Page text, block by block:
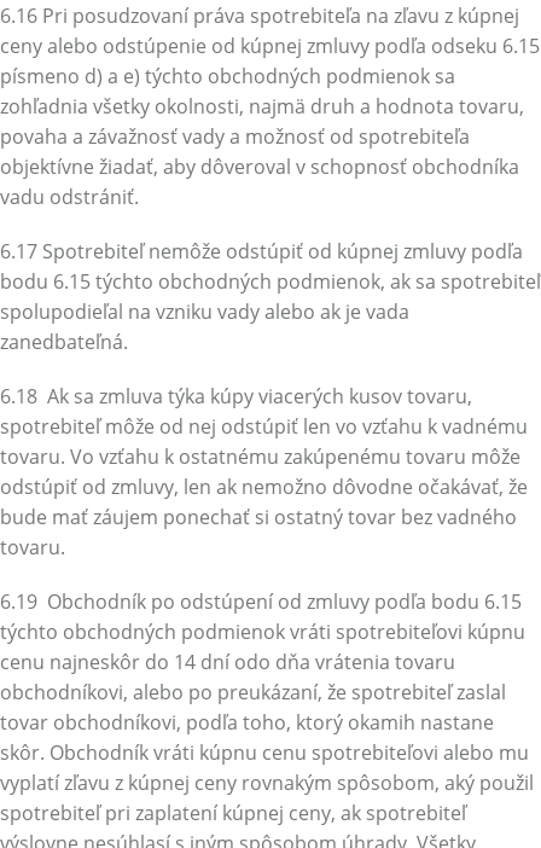
6.16 Pri posudzovaní práva spotrebiteľa na zľavu z kúpnej
ceny alebo odstúpenie od kúpnej zmluvy podľa odseku 6.15
písmeno d) a e) týchto obchodných podmienok sa
zohľadnia všetky okolnosti, najmä druh a hodnota tovaru,
povaha a závažnosť vady a možnosť od spotrebiteľa
objektívne žiadať, aby dôveroval v schopnosť obchodníka
vadu odstrániť.
6.17 Spotrebiteľ nemôže odstúpiť od kúpnej zmluvy podľa
bodu 6.15 týchto obchodných podmienok, ak sa spotrebiteľ
spolupodieľal na vzniku vady alebo ak je vada
zanedbateľná.
6.18 Ak sa zmluva týka kúpy viacerých kusov tovaru,
spotrebiteľ môže od nej odstúpiť len vo vzťahu k vadnému
tovaru. Vo vzťahu k ostatnému zakúpenému tovaru môže
odstúpiť od zmluvy, len ak nemožno dôvodne očakávať, že
bude mať záujem ponechať si ostatný tovar bez vadného
tovaru.
6.19 Obchodník po odstúpení od zmluvy podľa bodu 6.15
týchto obchodných podmienok vráti spotrebiteľovi kúpnu
cenu najneskôr do 14 dní odo dňa vrátenia tovaru
obchodníkovi, alebo po preukázaní, že spotrebiteľ zaslal
tovar obchodníkovi, podľa toho, ktorý okamih nastane
skôr. Obchodník vráti kúpnu cenu spotrebiteľovi alebo mu
vyplatí zľavu z kúpnej ceny rovnakým spôsobom, aký použil
spotrebiteľ pri zaplatení kúpnej ceny, ak spotrebiteľ